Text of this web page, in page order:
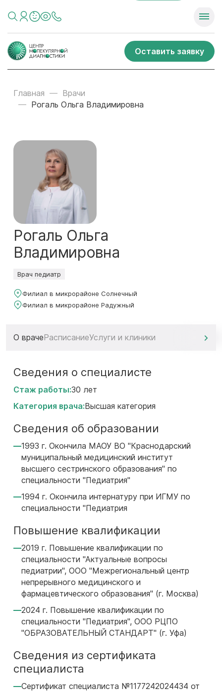
Оставить заявку
Главная
Врачи
Рогаль Ольга Владимировна
Рогаль Ольга
Владимировна
Врач педиатр
Филиал в микрорайоне Солнечный
Филиал в микрорайоне Радужный
О врачеРасписаниеУслуги и клиники
Сведения о специалисте
Стаж работы:30 лет
Категория врача:Высшая категория
Сведения об образовании
1993 г. Окончила МАОУ ВО "Краснодарский
муниципальный медицинский институт
высшего сестринского образования" по
специальности "Педиатрия"
1994 г. Окончила интернатуру при ИГМУ по
специальности "Педиатрия
Повышение квалификации
2019 г. Повышение квалификации по
специальности "Актуальные вопросы
педиатрии", ООО "Межрегиональный центр
непрерывного медицинского и
фармацевтического образования" (г. Москва)
2024 г. Повышение квалификации по
специальности "Педиатрия", ООО РЦПО
"ОБРАЗОВАТЕЛЬНЫЙ СТАНДАРТ" (г. Уфа)
Сведения из сертификата
специалиста
Сертификат специалиста №1177242024434 от